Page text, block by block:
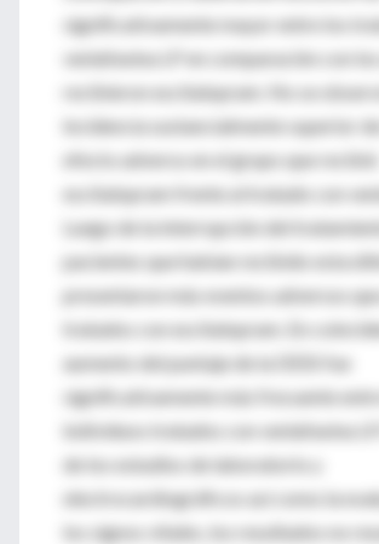
significativamente mayor entre los
venlafaxina LP en comparación con
recibieron escitalopram. No se
incidencia sustancialmente superior
efecto adverso en el grupo que recibió
escitalopram frente al tratado con
Luego de la interrupción del
pacientes que habían recibido esta
presentaron más eventos adversos
tratados con escitalopram. En
aumento del puntaje de la DESS fue
significativamente más frecuente
individuos tratados con venlafaxina
de los estudios de laboratorio y
electrocardiográficos así como la
los signos vitales, los resultados no